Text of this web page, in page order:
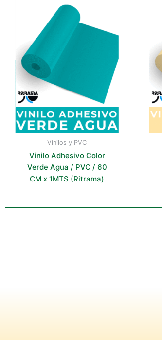
Vinilos y PVC
Vinilo Adhesivo Color
Verde Agua / PVC / 60
CM x 1MTS (Ritrama)